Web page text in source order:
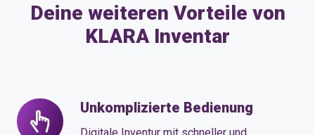
Deine weiteren Vorteile von
KLARA Inventar
Unkomplizierte Bedienung
Unkomplizierte
Bedienung